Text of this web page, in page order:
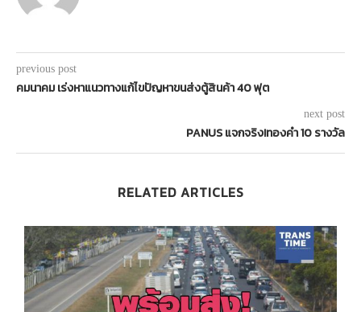
previous post
คมนาคม เร่งหาแนวทางแก้ไขปัญหาขนส่งตู้สินค้า 40 ฟุต
next post
PANUS แจกจริง!ทองคำ 10 รางวัล
RELATED ARTICLES